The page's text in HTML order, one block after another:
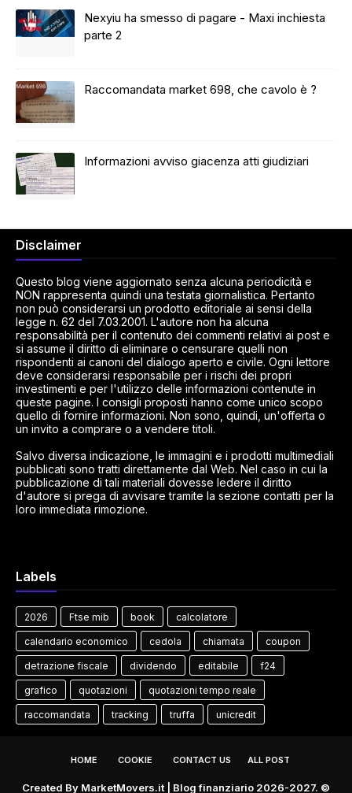
Nexyiu ha smesso di pagare - Maxi inchiesta
parte 2
Raccomandata market 698, che cavolo è ?
Informazioni avviso giacenza atti giudiziari
Disclaimer
Questo blog viene aggiornato senza alcuna periodicità e
NON rappresenta quindi una testata giornalistica. Pertanto
non può considerarsi un prodotto editoriale ai sensi della
legge n. 62 del 7.03.2001. L'autore non ha alcuna
responsabilità per il contenuto dei commenti relativi ai post e
si assume il diritto di eliminare o censurare quelli non
rispondenti ai canoni del dialogo aperto e civile. Ogni lettore
deve considerarsi responsabile per i rischi dei propri
investimenti e per l'utilizzo delle informazioni contenute in
queste pagine. I consigli proposti hanno come unico scopo
quello di fornire informazioni. Non sono, quindi, un'offerta o
un invito a comprare o a vendere titoli.
Salvo diversa indicazione, le immagini e i prodotti multimediali
pubblicati sono tratti direttamente dal Web. Nel caso in cui la
pubblicazione di tali materiali dovesse ledere il diritto
d'autore si prega di avvisare tramite la sezione contatti per la
loro immediata rimozione.
Labels
2026 Ftse mib book calcolatore
calendario economico cedola chiamata coupon
detrazione fiscale dividendo editabile f24
grafico quotazioni quotazioni tempo reale
raccomandata tracking truffa unicredit
HOME COOKIE CONTACT US ALL POST
Created By MarketMovers.it | Blog finanziario 2026-2027. ©